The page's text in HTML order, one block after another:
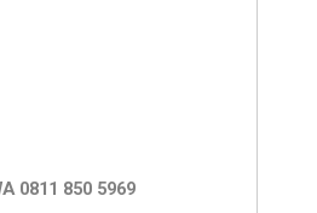
0811 850 5969